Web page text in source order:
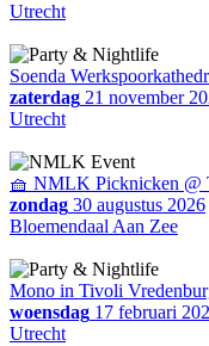
Utrecht
Soenda
zaterdag 21 november
Utrecht
🧺 NMLK Picknicken @
zondag 30 augustus 2026
Bloemendaal Aan Zee
Mono in Tivoli
woensdag 17 februari
Utrecht